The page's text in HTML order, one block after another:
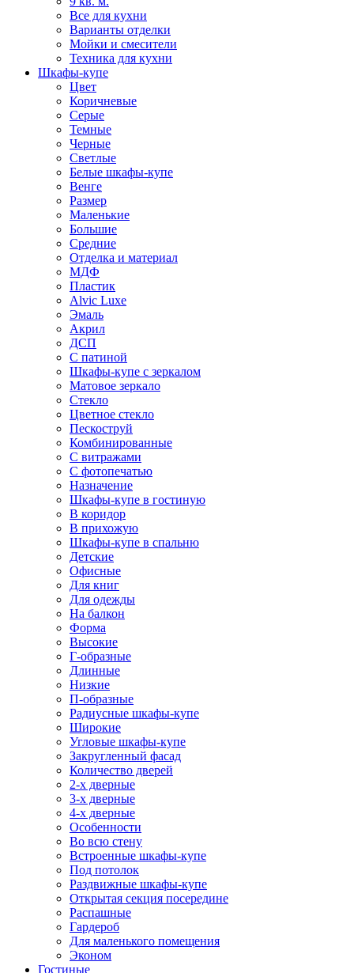
Все для кухни
Варианты отделки
Мойки и смесители
Техника для кухни
Шкафы-купе
Цвет
Коричневые
Серые
Темные
Черные
Светлые
Белые шкафы-купе
Венге
Размер
Маленькие
Большие
Средние
Отделка и материал
МДФ
Пластик
Alvic Luxe
Эмаль
Акрил
ДСП
С патиной
Шкафы-купе с зеркалом
Матовое зеркало
Стекло
Цветное стекло
Пескоструй
Комбинированные
С витражами
С фотопечатью
Назначение
Шкафы-купе в гостиную
В коридор
В прихожую
Шкафы-купе в спальню
Детские
Офисные
Для книг
Для одежды
На балкон
Форма
Высокие
Г-образные
Длинные
Низкие
П-образные
Радиусные шкафы-купе
Широкие
Угловые шкафы-купе
Закругленный фасад
Количество дверей
2-х дверные
3-х дверные
4-х дверные
Особенности
Во всю стену
Встроенные шкафы-купе
Под потолок
Раздвижные шкафы-купе
Открытая секция посередине
Распашные
Гардероб
Для маленького помещения
Эконом
Гостиные